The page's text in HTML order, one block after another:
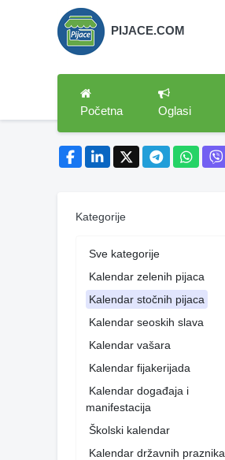
PIJACE.COM
Početna Oglasi
Kategorije
Sve kategorije
Kalendar zelenih pijaca
Kalendar stočnih pijaca
Kalendar seoskih slava
Kalendar vašara
Kalendar fijakerijada
Kalendar događaja i
manifestacija
Školski kalendar
Kalendar državnih praznika